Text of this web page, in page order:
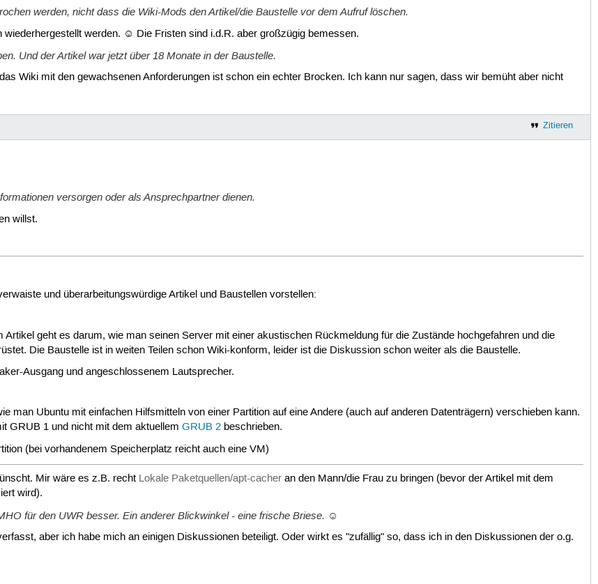
werden, nicht dass die Wiki-Mods den Artikel/die Baustelle vor dem Aufruf löschen.
werden. ☺ Die Fristen sind i.d.R. aber großzügig bemessen.
Und der Artikel war jetzt über 18 Monate in der Baustelle.
Wiki mit den gewachsenen Anforderungen ist schon ein echter Brocken. Ich kann nur sagen, dass wir bemüht aber nicht
Zitieren
versorgen oder als Ansprechpartner dienen.
willst.
und überarbeitungswürdige Artikel und Baustellen vorstellen:
Artikel geht es darum, wie man seinen Server mit einer akustischen Rückmeldung für die Zustände hochgefahren und die
Die Baustelle ist in weiten Teilen schon Wiki-konform, leider ist die Diskussion schon weiter als die Baustelle.
Ausgang und angeschlossenem Lautsprecher.
man Ubuntu mit einfachen Hilfsmitteln von einer Partition auf eine Andere (auch auf anderen Datenträgern) verschieben kann.
GRUB 1 und nicht mit dem aktuellem GRUB 2beschrieben.
(bei vorhandenem Speicherplatz reicht auch eine VM)
Mir wäre es z.B. recht Lokale Paketquellen/apt-cacheran den Mann/die Frau zu bringen (bevor der Artikel mit dem
wird).
für den UWR besser. Ein anderer Blickwinkel - eine frische Briese. ☺
aber ich habe mich an einigen Diskussionen beteiligt. Oder wirkt es "zufällig" so, dass ich in den Diskussionen der o.g.